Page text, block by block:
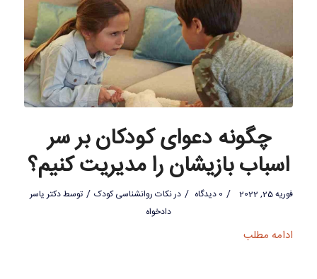
چگونه دعوای کودکان بر سر
اسباب بازیشان را مدیریت کنیم؟
فوریه 25, 2022 / 0 دیدگاه / درنکات روانشناسی کودک / توسطدکتر یاسر
دادخواه
ادامه مطلب